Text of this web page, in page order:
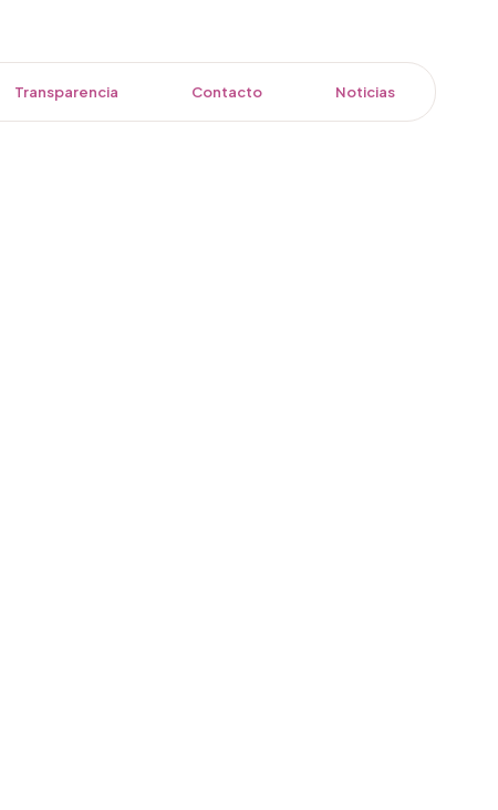
Transparencia Contacto Noticias